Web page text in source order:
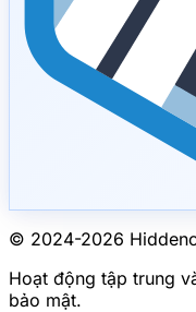
© 2024-2026
Hoạt động tập trung
bảo mật.